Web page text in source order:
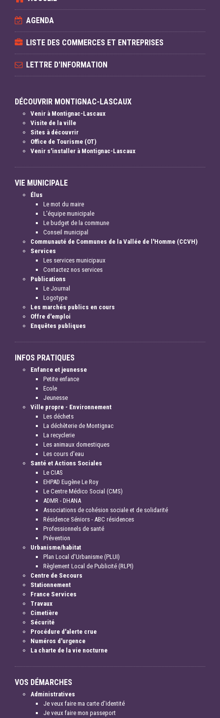
AGENDA
LISTE DES COMMERCES ET ENTREPRISES
LETTRE D'INFORMATION
DÉCOUVRIR MONTIGNAC-LASCAUX
Venir à Montignac-Lascaux
Visite de la ville
Sites à découvrir
Office de Tourisme (OT)
Venir s'installer à Montignac-Lascaux
VIE MUNICIPALE
Élus
Le mot du maire
L'équipe municipale
Le budget de la commune
Conseil municipal
Communauté de Communes de la Vallée de l'Homme (CCVH)
Services
Les services municipaux
Contactez nos services
Publications
Le Journal
Logotype
Les marchés publics en cours
Offre d'emploi
Enquêtes publiques
INFOS PRATIQUES
Enfance et jeunesse
Petite enfance
Ecole
Jeunesse
Ville propre - Environnement
Les déchets
La déchèterie de Montignac
La recyclerie
Les animaux domestiques
Les cours d'eau
Santé et Actions Sociales
Le CIAS
EHPAD Eugène Le Roy
Le Centre Médico Social (CMS)
ADMR - DHANA
Associations de cohésion sociale et de solidarité
Résidence Séniors - ABC résidences
Professionnels de santé
Prévention
Urbanisme/habitat
Plan Local d'Urbanisme (PLUI)
Règlement Local de Publicité (RLPI)
Centre de Secours
Stationnement
France Services
Travaux
Cimetière
Sécurité
Procédure d'alerte crue
Numéros d'urgence
La charte de la vie nocturne
VOS DÉMARCHES
Administratives
Je veux faire ma carte d'identité
Je veux faire mon passeport